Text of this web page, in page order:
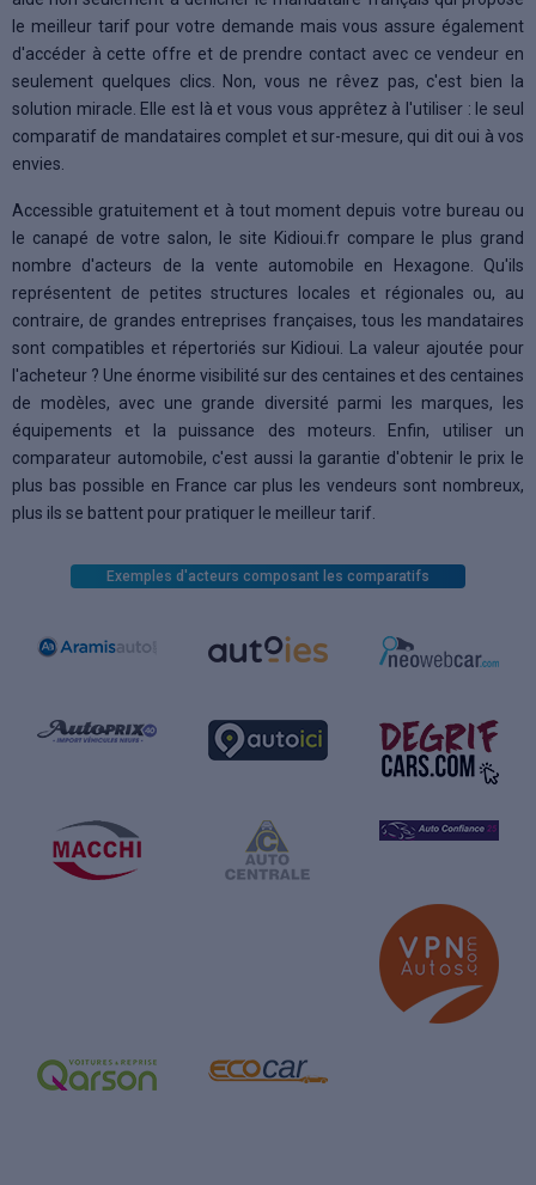
le meilleur tarif pour votre demande mais vous assure également
d'accéder à cette offre et de prendre contact avec ce vendeur en
seulement quelques clics. Non, vous ne rêvez pas, c'est bien la
solution miracle. Elle est là et vous vous apprêtez à l'utiliser : le seul
comparatif de mandataires complet et sur-mesure, qui dit oui à vos
envies.
Accessible gratuitement et à tout moment depuis votre bureau ou
le canapé de votre salon, le site Kidioui.fr compare le plus grand
nombre d'acteurs de la vente automobile en Hexagone. Qu'ils
représentent de petites structures locales et régionales ou, au
contraire, de grandes entreprises françaises, tous les mandataires
sont compatibles et répertoriés sur Kidioui. La valeur ajoutée pour
l'acheteur ? Une énorme visibilité sur des centaines et des centaines
de modèles, avec une grande diversité parmi les marques, les
équipements et la puissance des moteurs. Enfin, utiliser un
comparateur automobile, c'est aussi la garantie d'obtenir le prix le
plus bas possible en France car plus les vendeurs sont nombreux,
plus ils se battent pour pratiquer le meilleur tarif.
Exemples d'acteurs composant les comparatifs